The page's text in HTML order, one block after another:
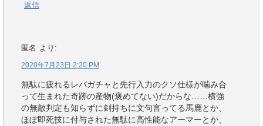
返信
匿名 より:
2020年7月23日 2:20 PM
無駄に疲れるレバガチャと先行入力のクソ仕様が噛み合
って生まれた奇跡の産物(褒めてない)だからな……横強
の無敵判定も知らずに剣持ちに文句言ってる馬鹿とか、
ほぼ即死技に付与された無駄に高性能なアーマーとか、